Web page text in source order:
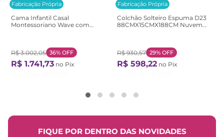
Fabricação Própria
Cama Infantil Casal
Montessoriano Wave com
Natural/Branco
R$ 3.002,05 36% OFF
R$ 1.741,73 no Pix
Fabricação Própria
Colchão Solteiro Espuma D23
88CMX15CMX188CM Nuvem
R$ 930,57 29% OFF
R$ 598,22 no Pix
FIQUE POR DENTRO DAS NOVIDADES